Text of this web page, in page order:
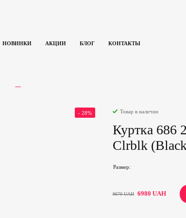
НОВИНКИ АКЦИИ БЛОГ КОНТАКТЫ
- 28% Товар в наличии
Куртка 686
Clrblk
Размер
9670UAH 6980 UAH